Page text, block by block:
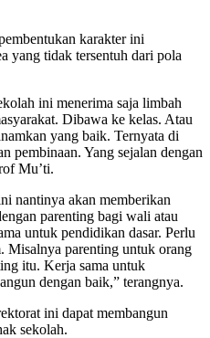
karakter ini
yang tidak tersentuh dari pola
ini menerima saja limbah
Dibawa ke kelas. Atau
yang baik. Ternyata di
pembinaan. Yang sejalan dengan
Mu’ti.
nantinya akan memberikan
parenting bagi wali atau
untuk pendidikan dasar. Perlu
Misalnya parenting untuk orang
itu. Kerja sama untuk
dengan baik,” terangnya.
ini dapat membangun
sekolah.